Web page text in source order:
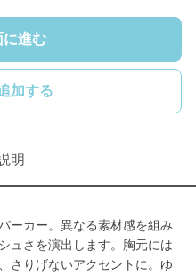
に進む
加する
明
ーカー。異なる素材感を組み
ュさを演出します。胸元には
さりげないアクセントに。ゆ